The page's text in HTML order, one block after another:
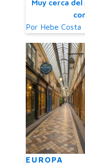
Muy cerca
Por Hebe Costa
EUROPA